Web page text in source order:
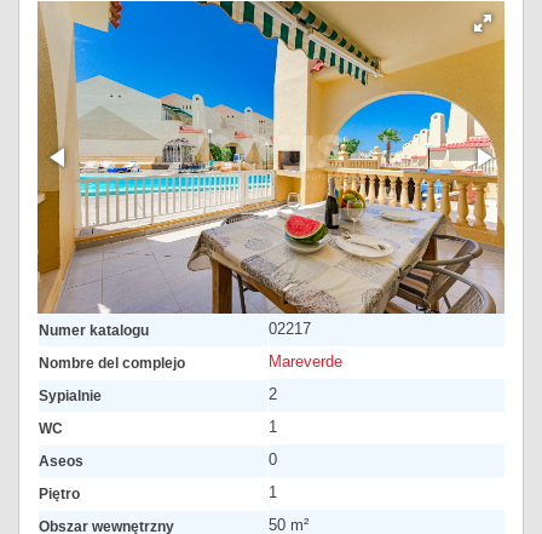
Numer katalogu 02217
Nombre del complejo Mareverde
Sypialnie 2
WC 1
Aseos 0
Piętro 1
Obszar wewnętrzny 50 m²